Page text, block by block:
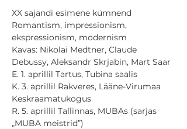
XX sajandi esimene kümnend
Romantism, impressionism,
ekspressionism, modernism
Kavas: Nikolai Medtner, Claude
Debussy, Aleksandr Skrjabin, Mart Saar
E. 1. aprillil Tartus, Tubina saalis
K. 3. aprillil Rakveres, Lääne-Virumaa
Keskraamatukogus
R. 5. aprillil Tallinnas, MUBAs (sarjas
„MUBA meistrid”)